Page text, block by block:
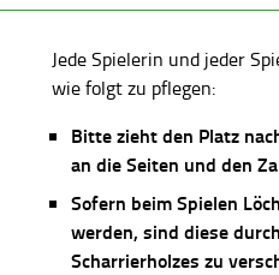
Jede Spielerin und jeder
wie folgt zu pflegen:
Bitte zieht den Platz
an die Seiten und den
Sofern beim Spielen
werden, sind diese
Scharrierholzes zu